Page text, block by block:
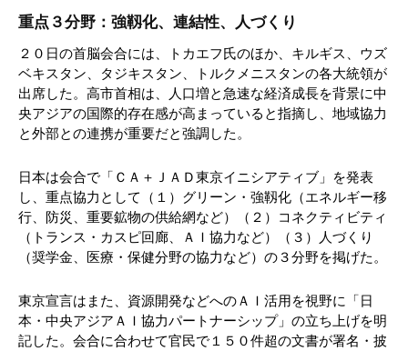
重点３分野：強靱化、連結性、人づくり
２０日の首脳会合には、トカエフ氏のほか、キルギス、ウズ
ベキスタン、タジキスタン、トルクメニスタンの各大統領が
出席した。高市首相は、人口増と急速な経済成長を背景に中
央アジアの国際的存在感が高まっていると指摘し、地域協力
と外部との連携が重要だと強調した。
日本は会合で「ＣＡ＋ＪＡＤ東京イニシアティブ」を発表
し、重点協力として（１）グリーン・強靱化（エネルギー移
行、防災、重要鉱物の供給網など）（２）コネクティビティ
（トランス・カスピ回廊、ＡＩ協力など）（３）人づくり
（奨学金、医療・保健分野の協力など）の３分野を掲げた。
東京宣言はまた、資源開発などへのＡＩ活用を視野に「日
本・中央アジアＡＩ協力パートナーシップ」の立ち上げを明
記した。会合に合わせて官民で１５０件超の文書が署名・披